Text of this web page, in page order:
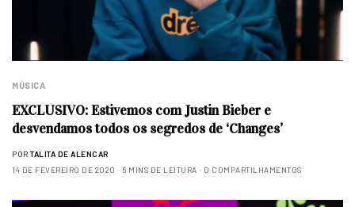
MÚSICA
EXCLUSIVO: Estivemos com Justin Bieber e
desvendamos todos os segredos de ‘Changes’
POR TALITA DE ALENCAR
14 DE FEVEREIRO DE 2020
6 MINS DE LEITURA 0 COMPARTILHAMENTOS